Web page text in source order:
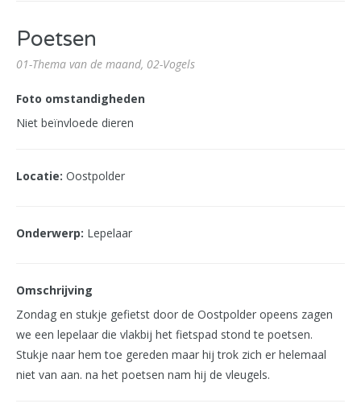
Poetsen
01-Thema van de maand, 02-Vogels
Foto omstandigheden
Niet beïnvloede dieren
Locatie: Oostpolder
Onderwerp: Lepelaar
Omschrijving
Zondag en stukje gefietst door de Oostpolder opeens zagen
we een lepelaar die vlakbij het fietspad stond te poetsen.
Stukje naar hem toe gereden maar hij trok zich er helemaal
niet van aan. na het poetsen nam hij de vleugels.